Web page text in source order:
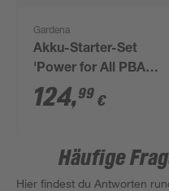
Gardena
Akku-Starter-Set
'Power for All PBA
18V/72' 4,0 Ah, mit
Schnellladegerät
124,99 €
Häufige
Hier findest du Antworten